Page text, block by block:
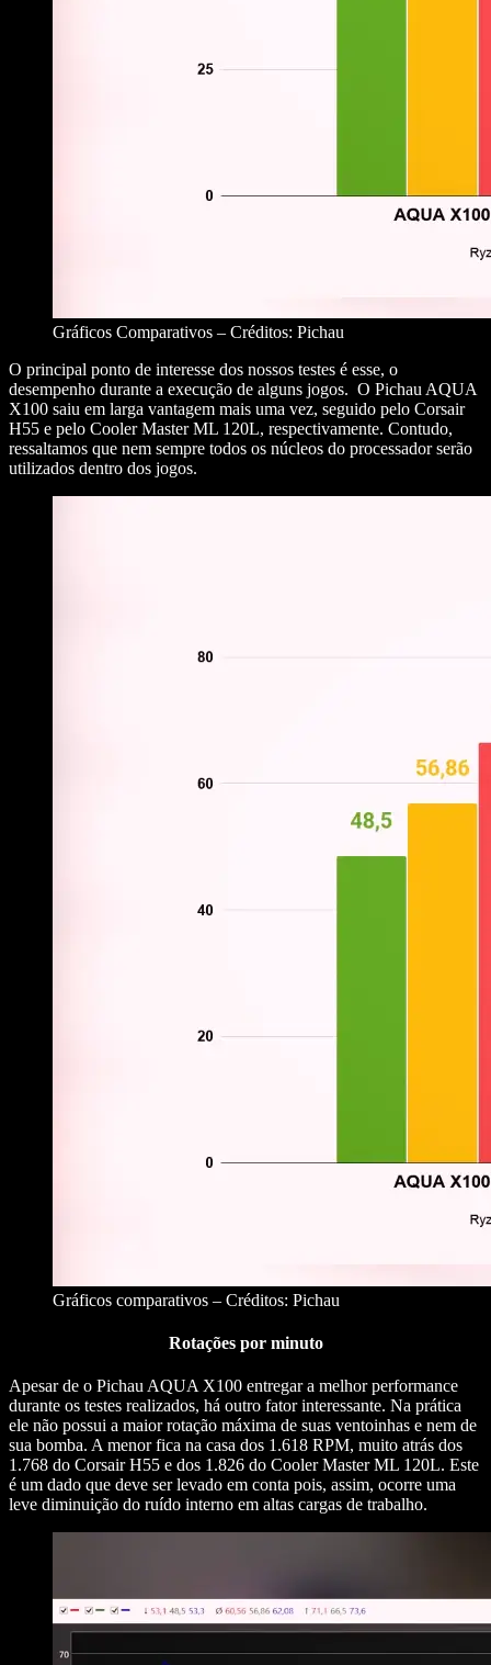
Gráficos Comparativos – Créditos: Pichau
O principal ponto de interesse dos nossos testes é esse, o
desempenho durante a execução de alguns jogos. O Pichau AQUA
X100 saiu em larga vantagem mais uma vez, seguido pelo Corsair
H55 e pelo Cooler Master ML 120L, respectivamente. Contudo,
ressaltamos que nem sempre todos os núcleos do processador serão
utilizados dentro dos jogos.
Gráficos comparativos – Créditos: Pichau
Rotações por minuto
Apesar de o Pichau AQUA X100 entregar a melhor performance
durante os testes realizados, há outro fator interessante. Na prática
ele não possui a maior rotação máxima de suas ventoinhas e nem de
sua bomba. A menor fica na casa dos 1.618 RPM, muito atrás dos
1.768 do Corsair H55 e dos 1.826 do Cooler Master ML 120L. Este
é um dado que deve ser levado em conta pois, assim, ocorre uma
leve diminuição do ruído interno em altas cargas de trabalho.